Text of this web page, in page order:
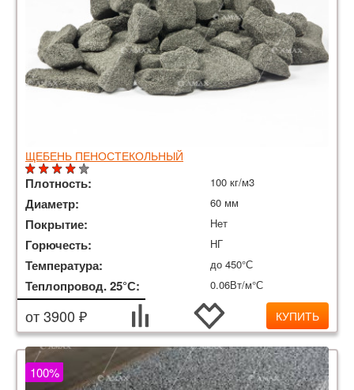
ЩЕБЕНЬ ПЕНОСТЕКОЛЬНЫЙ
Плотность: 100 кг/м3
Диаметр: 60 мм
Покрытие: Нет
Горючесть: НГ
Температура: до 450°С
Теплопровод. 25°С: 0.06Вт/м°С
от 3900 ₽ КУПИТЬ
100%